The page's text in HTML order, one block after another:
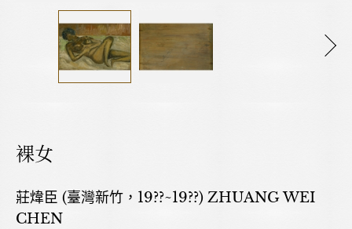
裸女
​莊煒臣 (臺灣新竹，19??~19??) ZHUANG WEI
CHEN